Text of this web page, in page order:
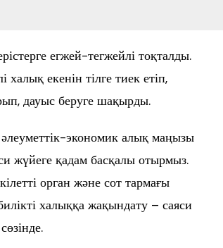
егжей-тегжейлі тоқталды.
екенін тілге тиек етіп,
дауыс беруге шақырды.
экономик алық маңызы
жүйеге қадам басқалы отырмыз.
орган және сот тармағы
халыққа жақындату – саяси